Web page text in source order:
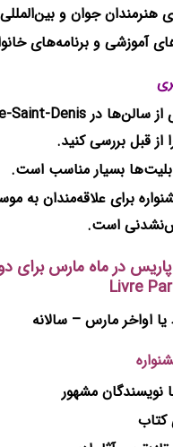
هنرمندان جوان و بین‌المللی
آموزشی و برنامه‌های
از قبل بررسی کنید.
بسیار مناسب است.
برای علاقه‌مندان به
است.
در ماه مارس برای
اواخر مارس – سالانه
نویسندگان مشهور
کتاب